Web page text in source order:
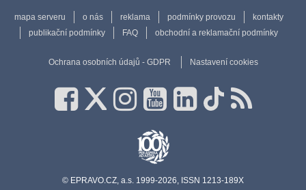
mapa serveru o nás reklama podmínky provozu
kontakty
publikační podmínky
FAQ obchodní a reklamační podmínky
Ochrana osobních údajů - GDPR Nastavení cookies
© EPRAVO.CZ, a.s. 1999-2026, ISSN 1213-189X